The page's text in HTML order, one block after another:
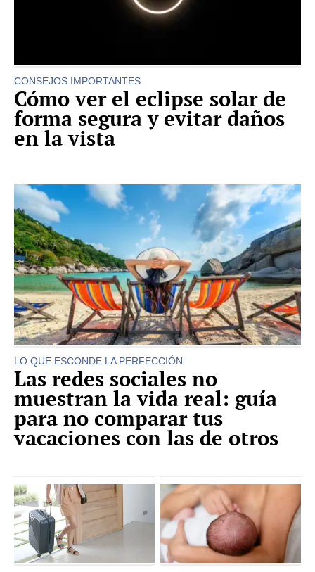
CONSEJOS IMPORTANTES
Cómo ver el eclipse solar de
forma segura y evitar daños
en la vista
LO QUE ESCONDE LA PERFECCIÓN
Las redes sociales no
muestran la vida real: guía
para no comparar tus
vacaciones con las de otros